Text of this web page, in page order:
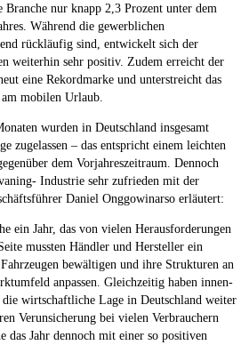
nur knapp 2,3 Prozent unter dem
Während die gewerblichen
rückläufig sind, entwickelt sich der
weiterhin sehr positiv. Zudem erreicht der
eine Rekordmarke und unterstreicht das
mobilen Urlaub.
wurden in Deutschland insgesamt
zugelassen – das entspricht einem leichten
dem Vorjahreszeitraum. Dennoch
Industrie sehr zufrieden mit der
Daniel Onggowinarso erläutert:
ein Jahr, das von vielen Herausforderungen
mussten Händler und Hersteller ein
bewältigen und ihre Strukturen an
anpassen. Gleichzeitig haben innen-
wirtschaftliche Lage in Deutschland weiter
Verunsicherung bei vielen Verbrauchern
das Jahr dennoch mit einer so positiven